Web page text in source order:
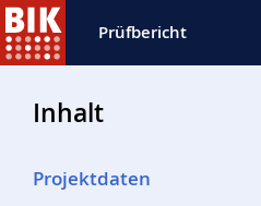
Prüfbericht
Inhalt
Projektdaten